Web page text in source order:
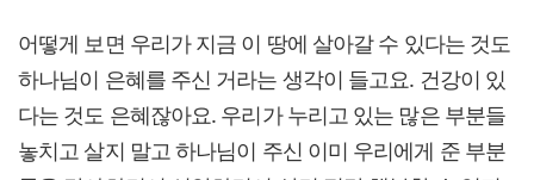
어떻게 보면 우리가 지금 이 땅에 살아갈 수 있다는 것도
하나님이 은혜를 주신 거라는 생각이 들고요. 건강이 있
다는 것도 은혜잖아요. 우리가 누리고 있는 많은 부분들
놓치고 살지 말고 하나님이 주신 이미 우리에게 준 부분